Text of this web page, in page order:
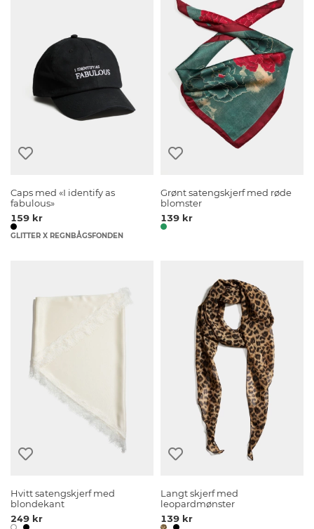
Caps med «I identify as
fabulous»
159 kr
GLITTER X REGNBÅGSFONDEN
Grønt satengskjerf med røde
blomster
139 kr
Hvitt satengskjerf med
blondekant
249 kr
Langt skjerf med
leopardmønster
139 kr